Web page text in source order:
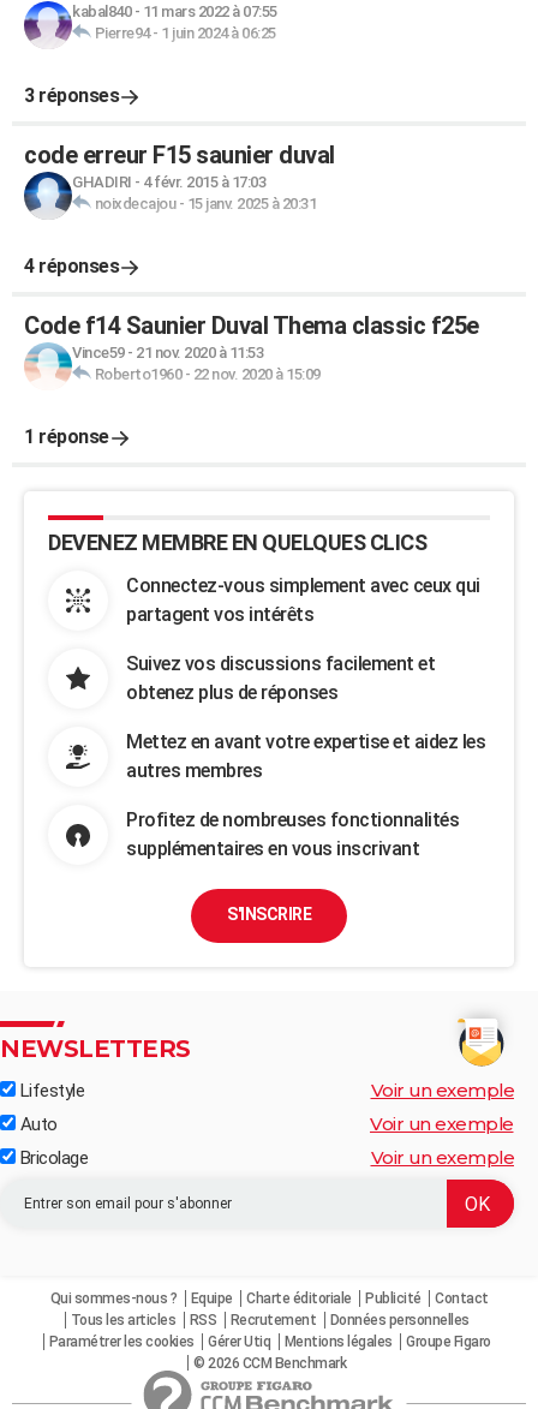
kabal840- 11 mars 2022 à 07:55
Pierre94- 1 juin 2024 à 06:25
3 réponses
code erreur F15 saunier duval
GHADIRI - 4 févr. 2015 à 17:03
noixdecajou- 15 janv. 2025 à 20:31
4 réponses
Code f14 Saunier Duval Thema classic f25e
Vince59- 21 nov. 2020 à 11:53
Roberto1960- 22 nov. 2020 à 15:09
1 réponse
DEVENEZ MEMBRE EN QUELQUES CLICS
Connectez-vous simplement avec ceux qui
partagent vos intérêts
Suivez vos discussions facilement et
obtenez plus de réponses
Mettez en avant votre expertise et aidez les
autres membres
Profitez de nombreuses fonctionnalités
supplémentaires en vous inscrivant
S'INSCRIRE
NEWSLETTERS
Lifestyle Voir un exemple
Auto Voir un exemple
Bricolage Voir un exemple
Qui sommes-nous ? Equipe Charte éditoriale Publicité
Contact
Tous les articles
RSS Recrutement
Données personnelles
Paramétrer les cookies
Gérer Utiq Mentions légales
Groupe Figaro
© 2026 CCM Benchmark